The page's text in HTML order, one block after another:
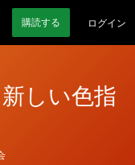
購読する ログイン
しい色指